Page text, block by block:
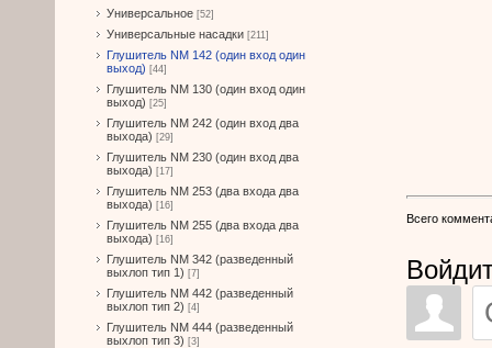
Универсальное [52]
Универсальные насадки [211]
Глушитель NM 142 (один вход один
выход) [44]
Глушитель NM 130 (один вход один
выход) [25]
Глушитель NM 242 (один вход два
выхода) [29]
Глушитель NM 230 (один вход два
выхода) [17]
Глушитель NM 253 (два входа два
выхода) [16]
Глушитель NM 255 (два входа два
выхода) [16]
Глушитель NM 342 (разведенный
выхлоп тип 1) [7]
Глушитель NM 442 (разведенный
выхлоп тип 2) [4]
Глушитель NM 444 (разведенный
выхлоп тип 3) [3]
Всего